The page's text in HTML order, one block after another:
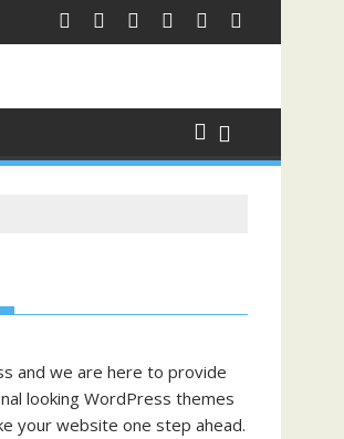
and we are here to provide
looking WordPress themes
your website one step ahead.